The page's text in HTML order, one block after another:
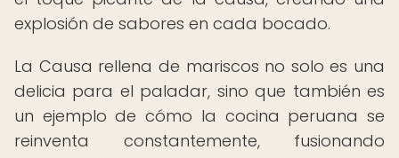
explosión de sabores en cada bocado.
La Causa rellena de mariscos no solo es una
delicia para el paladar, sino que también es
un ejemplo de cómo la cocina peruana se
reinventa constantemente, fusionando